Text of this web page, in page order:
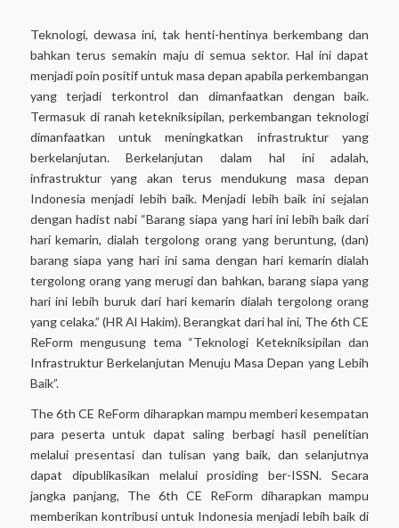
Teknologi, dewasa ini, tak henti-hentinya berkembang dan
bahkan terus semakin maju di semua sektor. Hal ini dapat
menjadi poin positif untuk masa depan apabila perkembangan
yang terjadi terkontrol dan dimanfaatkan dengan baik.
Termasuk di ranah ketekniksipilan, perkembangan teknologi
dimanfaatkan untuk meningkatkan infrastruktur yang
berkelanjutan. Berkelanjutan dalam hal ini adalah,
infrastruktur yang akan terus mendukung masa depan
Indonesia menjadi lebih baik. Menjadi lebih baik ini sejalan
dengan hadist nabi “Barang siapa yang hari ini lebih baik dari
hari kemarin, dialah tergolong orang yang beruntung, (dan)
barang siapa yang hari ini sama dengan hari kemarin dialah
tergolong orang yang merugi dan bahkan, barang siapa yang
hari ini lebih buruk dari hari kemarin dialah tergolong orang
yang celaka.” (HR Al Hakim). Berangkat dari hal ini, The 6th CE
ReForm mengusung tema “Teknologi Ketekniksipilan dan
Infrastruktur Berkelanjutan Menuju Masa Depan yang Lebih
Baik”.
The 6th CE ReForm diharapkan mampu memberi kesempatan
para peserta untuk dapat saling berbagi hasil penelitian
melalui presentasi dan tulisan yang baik, dan selanjutnya
dapat dipublikasikan melalui prosiding ber-ISSN. Secara
jangka panjang, The 6th CE ReForm diharapkan mampu
memberikan kontribusi untuk Indonesia menjadi lebih baik di